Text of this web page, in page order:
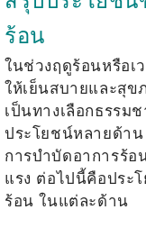
ร้อน
ในช่วงฤดูร้อนหรือเ
ให้เย็นสบายและสุ
เป็นทางเลือกธรรม
ประโยชน์หลายด้า
การบำบัดอาการร้อ
แรง ต่อไปนี้คือประ
ร้อนในแต่ละด้าน